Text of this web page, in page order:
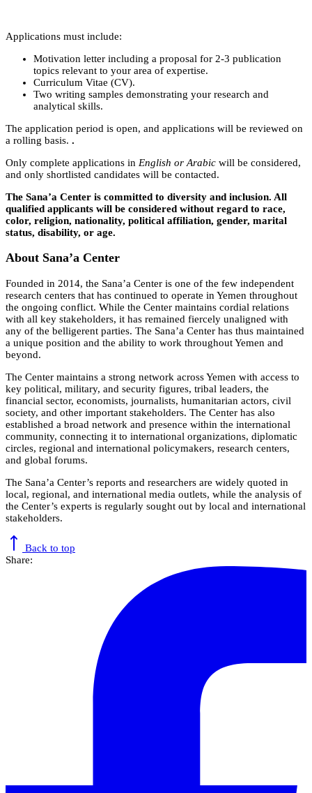
Applications must include:
Motivation letter including a proposal for 2-3 publication
topics relevant to your area of expertise.
Curriculum Vitae (CV).
Two writing samples demonstrating your research and
analytical skills.
The application period is open, and applications will be reviewed on
a rolling basis. .
Only complete applications in English or Arabic will be considered,
and only shortlisted candidates will be contacted.
The Sana’a Center is committed to diversity and inclusion. All
qualified applicants will be considered without regard to race,
color, religion, nationality, political affiliation, gender, marital
status, disability, or age.
About Sana’a Center
Founded in 2014, the Sana’a Center is one of the few independent
research centers that has continued to operate in Yemen throughout
the ongoing conflict. While the Center maintains cordial relations
with all key stakeholders, it has remained fiercely unaligned with
any of the belligerent parties. The Sana’a Center has thus maintained
a unique position and the ability to work throughout Yemen and
beyond.
The Center maintains a strong network across Yemen with access to
key political, military, and security figures, tribal leaders, the
financial sector, economists, journalists, humanitarian actors, civil
society, and other important stakeholders. The Center has also
established a broad network and presence within the international
community, connecting it to international organizations, diplomatic
circles, regional and international policymakers, research centers,
and global forums.
The Sana’a Center’s reports and researchers are widely quoted in
local, regional, and international media outlets, while the analysis of
the Center’s experts is regularly sought out by local and international
stakeholders.
Back to top
Share: